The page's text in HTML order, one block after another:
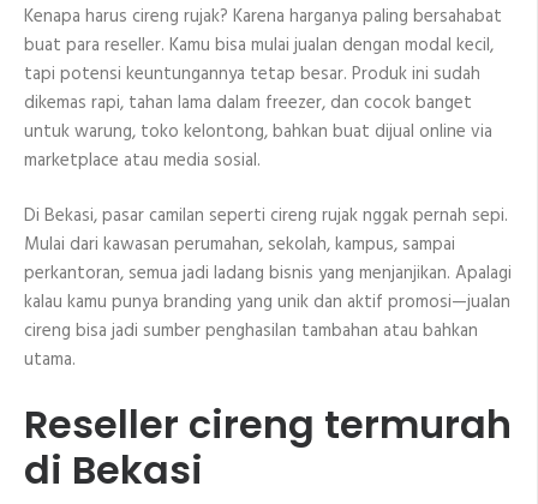
Kenapa harus cireng rujak? Karena harganya paling bersahabat
buat para reseller. Kamu bisa mulai jualan dengan modal kecil,
tapi potensi keuntungannya tetap besar. Produk ini sudah
dikemas rapi, tahan lama dalam freezer, dan cocok banget
untuk warung, toko kelontong, bahkan buat dijual online via
marketplace atau media sosial.
Di Bekasi, pasar camilan seperti cireng rujak nggak pernah sepi.
Mulai dari kawasan perumahan, sekolah, kampus, sampai
perkantoran, semua jadi ladang bisnis yang menjanjikan. Apalagi
kalau kamu punya branding yang unik dan aktif promosi—jualan
cireng bisa jadi sumber penghasilan tambahan atau bahkan
utama.
Reseller cireng termurah
di Bekasi